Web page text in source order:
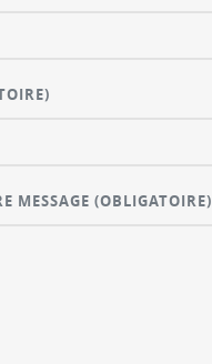
MESSAGE(OBLIGATOIRE)